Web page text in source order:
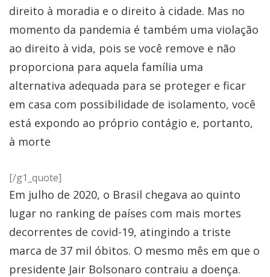
direito à moradia e o direito à cidade. Mas no
momento da pandemia é também uma violação
ao direito à vida, pois se você remove e não
proporciona para aquela família uma
alternativa adequada para se proteger e ficar
em casa com possibilidade de isolamento, você
está expondo ao próprio contágio e, portanto,
à morte
[/g1_quote]
Em julho de 2020, o Brasil chegava ao quinto
lugar no ranking de países com mais mortes
decorrentes de covid-19, atingindo a triste
marca de 37 mil óbitos. O mesmo mês em que o
presidente Jair Bolsonaro contraiu a doença.